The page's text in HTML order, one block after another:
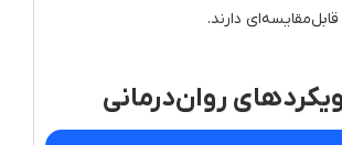
دارند.
روان‌درمانی